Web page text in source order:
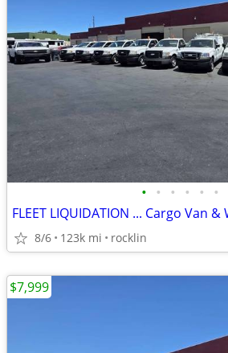
• • • • • •
8/6 123k mi rocklin
$7,999